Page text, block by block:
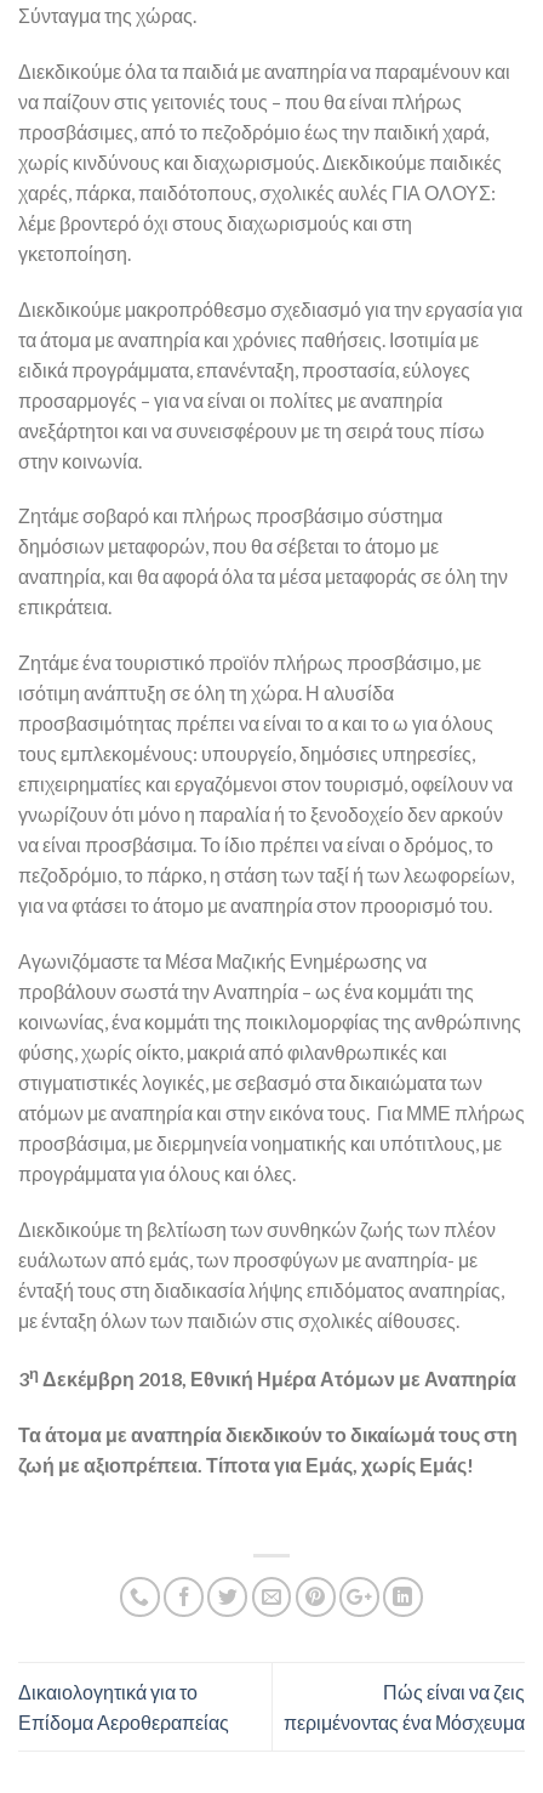
Σύνταγμα της χώρας.
Διεκδικούμε όλα τα παιδιά με αναπηρία να παραμένουν και
να παίζουν στις γειτονιές τους – που θα είναι πλήρως
προσβάσιμες, από το πεζοδρόμιο έως την παιδική χαρά,
χωρίς κινδύνους και διαχωρισμούς. Διεκδικούμε παιδικές
χαρές, πάρκα, παιδότοπους, σχολικές αυλές ΓΙΑ ΟΛΟΥΣ:
λέμε βροντερό όχι στους διαχωρισμούς και στη
γκετοποίηση.
Διεκδικούμε μακροπρόθεσμο σχεδιασμό για την εργασία για
τα άτομα με αναπηρία και χρόνιες παθήσεις. Ισοτιμία με
ειδικά προγράμματα, επανένταξη, προστασία, εύλογες
προσαρμογές – για να είναι οι πολίτες με αναπηρία
ανεξάρτητοι και να συνεισφέρουν με τη σειρά τους πίσω
στην κοινωνία.
Ζητάμε σοβαρό και πλήρως προσβάσιμο σύστημα
δημόσιων μεταφορών, που θα σέβεται το άτομο με
αναπηρία, και θα αφορά όλα τα μέσα μεταφοράς σε όλη την
επικράτεια.
Ζητάμε ένα τουριστικό προϊόν πλήρως προσβάσιμο, με
ισότιμη ανάπτυξη σε όλη τη χώρα. Η αλυσίδα
προσβασιμότητας πρέπει να είναι το α και το ω για όλους
τους εμπλεκομένους: υπουργείο, δημόσιες υπηρεσίες,
επιχειρηματίες και εργαζόμενοι στον τουρισμό, οφείλουν να
γνωρίζουν ότι μόνο η παραλία ή το ξενοδοχείο δεν αρκούν
να είναι προσβάσιμα. Το ίδιο πρέπει να είναι ο δρόμος, το
πεζοδρόμιο, το πάρκο, η στάση των ταξί ή των λεωφορείων,
για να φτάσει το άτομο με αναπηρία στον προορισμό του.
Αγωνιζόμαστε τα Μέσα Μαζικής Ενημέρωσης να
προβάλουν σωστά την Αναπηρία – ως ένα κομμάτι της
κοινωνίας, ένα κομμάτι της ποικιλομορφίας της ανθρώπινης
φύσης, χωρίς οίκτο, μακριά από φιλανθρωπικές και
στιγματιστικές λογικές, με σεβασμό στα δικαιώματα των
ατόμων με αναπηρία και στην εικόνα τους. Για ΜΜΕ πλήρως
προσβάσιμα, με διερμηνεία νοηματικής και υπότιτλους, με
προγράμματα για όλους και όλες.
Διεκδικούμε τη βελτίωση των συνθηκών ζωής των πλέον
ευάλωτων από εμάς, των προσφύγων με αναπηρία- με
ένταξή τους στη διαδικασία λήψης επιδόματος αναπηρίας,
με ένταξη όλων των παιδιών στις σχολικές αίθουσες.
3η Δεκέμβρη 2018, Εθνική Ημέρα Ατόμων με Αναπηρία
Τα άτομα με αναπηρία διεκδικούν το δικαίωμά τους στη
ζωή με αξιοπρέπεια. Τίποτα για Εμάς, χωρίς Εμάς!
Δικαιολογητικά για το
Επίδομα Αεροθεραπείας
Πώς είναι να ζεις
περιμένοντας ένα Μόσχευμα